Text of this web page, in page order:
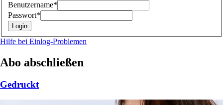
Benutzername*
Passwort*
Hilfe bei Einlog-Problemen
Abo abschließen
Gedruckt